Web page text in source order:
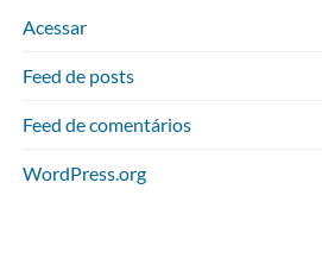
Acessar
Feed de posts
Feed de comentários
WordPress.org